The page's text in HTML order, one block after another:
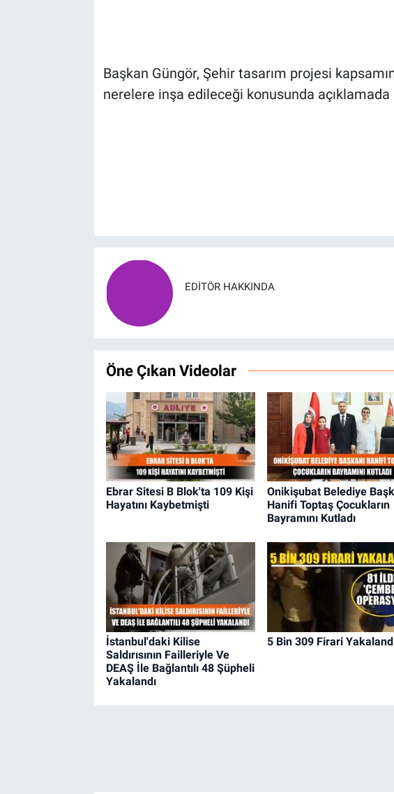
Başkan Güngör, Şehir tasarım projesi
nerelere inşa edileceği konusunda açıklamada
EDITÖR HAKKINDA
Öne Çıkan Videolar
Ebrar Sitesi B Blok'ta 109 Kişi
Hayatını Kaybetmişti
Onikişubat Belediye
Hanifi Toptaş Çocukların
Bayramını Kutladı
İstanbul'daki Kilise
Saldırısının Failleriyle Ve
DEAŞ İle Bağlantılı 48 Şüpheli
Yakalandı
5 Bin 309 Firari